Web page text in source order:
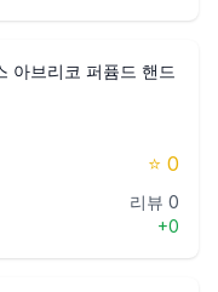
아브리코 퍼퓸드 핸드
⭐ 0
리뷰 0
+0